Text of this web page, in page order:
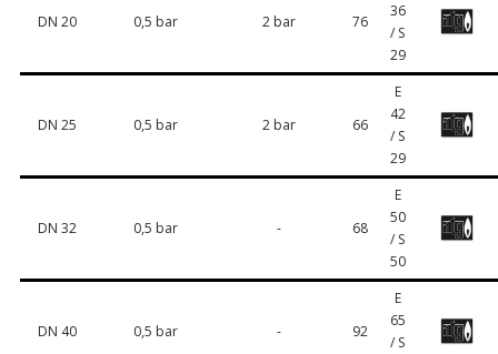
DN 20 0,5 bar 2 bar 76
36
/ S
29
DN 25 0,5 bar 2 bar 66
E
42
/ S
29
DN 32 0,5 bar - 68
E
50
/ S
50
DN 40 0,5 bar - 92
E
65
/ S